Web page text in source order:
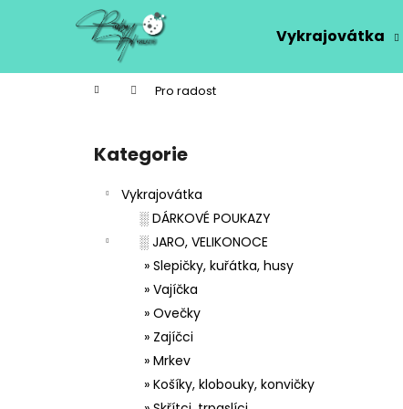
Vykrajovátka
Domů Pro radost
Přeskočit
kategorie
Kategorie
Vykrajovátka
░ DÁRKOVÉ POUKAZY
░ JARO, VELIKONOCE
» Slepičky, kuřátka, husy
» Vajíčka
» Ovečky
» Zajíčci
» Mrkev
» Košíky, klobouky, konvičky
í
Zpět
do
Zpět
do